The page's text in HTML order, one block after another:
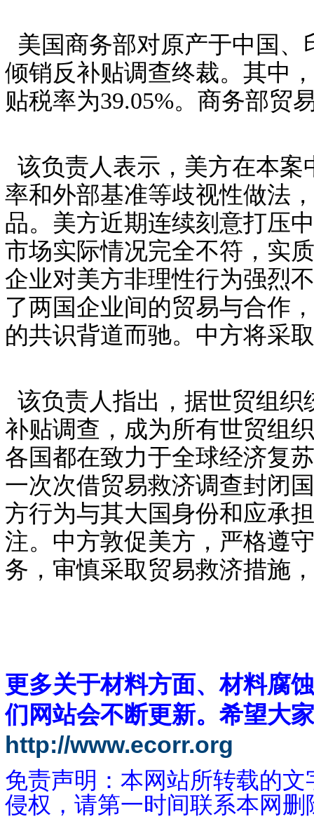
美国商务部对原产于中国
倾销反补贴调查终裁。其中
贴税率为39.05%。商务部贸
该负责人表示，美方在本
率和外部基准等歧视性做法
品。美方近期连续刻意打压
市场实际情况完全不符，实
企业对美方非理性行为强烈
了两国企业间的贸易与合作
的共识背道而驰。中方将采
该负责人指出，据世贸组织
补贴调查，成为所有世贸组
各国都在致力于全球经济复
一次次借贸易救济调查封闭
方行为与其大国身份和应承
注。中方敦促美方，严格遵
务，审慎采取贸易救济措施
更多关于材料方面、材料腐
们网站会不断更新。希望大
http://www.ecorr.org
免责声明：本网站所转载的
侵权，请第一时间联系本网删